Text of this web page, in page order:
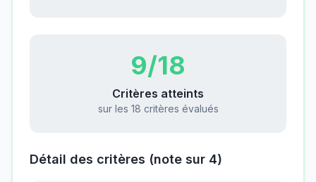
9/18
Critères atteints
sur les 18 critères évalués
Détail des critères (note sur 4)